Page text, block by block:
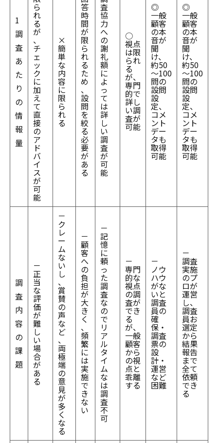
1
調
査
あ
た
り
の
情
報
量
ら
れ
る
が
、
チ
ェ
ッ
ク
に
加
え
て
直
接
の
ア
ド
バ
イ
ス
が
可
能
×
簡
単
な
内
容
に
限
ら
れ
る
答
時
間
が
限
ら
れ
る
た
め
、
設
問
を
絞
る
必
要
が
あ
る
査
協
力
へ
の
謝
礼
額
に
よ
っ
て
は
詳
し
い
調
査
が
可
能
○
視点
は限
られ
る
が、
専門
的で
詳し
い調
査が
可能
◎
一般
顧客
の本
音が
聞
け、
約50
～100
問の
設問
設
定、
コメ
ント
デー
タも
取得
可能
◎
一般
顧客
の本
音が
聞
け、
約50
～100
問の
設問
設
定、
コメ
ント
デー
タも
取得
可能
調
査
内
容
の
課
題
－
正
当
な
評
価
が
難
し
い
場
合
が
あ
る
－
ク
レ
ー
ム
な
い
し
、
賞
賛
の
声
な
ど
、
両
極
端
の
意
見
が
多
く
な
る
－
顧
客
へ
の
負
担
が
大
き
く
、
頻
繁
に
は
実
施
で
き
な
い
－
記
憶
に
頼
っ
た
調
査
な
の
で
リ
ア
ル
タ
イ
ム
な
は
調
査
不
可
－
専門
的な
視点
の調
査が
でき
る
が、
一般
顧客
から
の視
点と
乖離
する
－
ノウ
ハウ
がな
いと
調査
員の
確
保・
調査
票の
設
計・
運営
など
困難
－
調査
実施
のプ
ロが
運営
し、
調査
員お
選定
から
結果
報告
まで
全て
依頼
でき
る